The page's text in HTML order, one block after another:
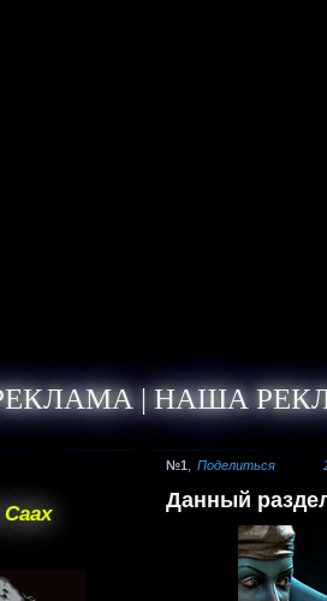
| НАША
Поделиться
1
Данный